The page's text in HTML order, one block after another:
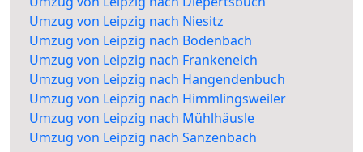
Umzug von Leipzig nach Niesitz
Umzug von Leipzig nach Bodenbach
Umzug von Leipzig nach Frankeneich
Umzug von Leipzig nach Hangendenbuch
Umzug von Leipzig nach Himmlingsweiler
Umzug von Leipzig nach Mühlhäusle
Umzug von Leipzig nach Sanzenbach